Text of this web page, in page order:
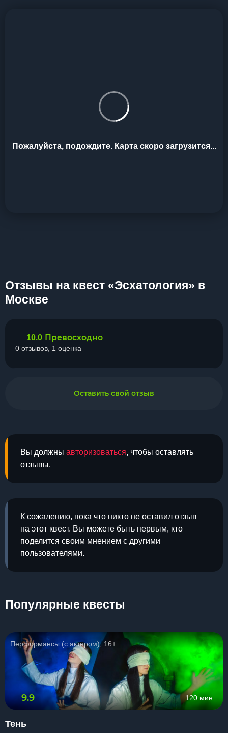
Пожалуйста, подождите. Карта скоро загрузится...
Отзывы на квест «Эсхатология» в
Москве
Вы должны авторизоваться, чтобы оставлять
отзывы.
К сожалению, пока что никто не оставил отзыв
на этот квест. Вы можете быть первым, кто
поделится своим мнением с другими
пользователями.
10.0 Превосходно
0 отзывов, 1 оценка
Оставить свой отзыв
Популярные квесты
Перформансы (с актером), 16+
9.9 120 мин.
Тень